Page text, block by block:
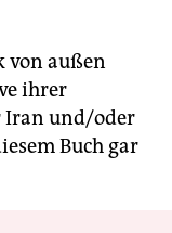
von außen
ihrer
Iran und/oder
Buch gar